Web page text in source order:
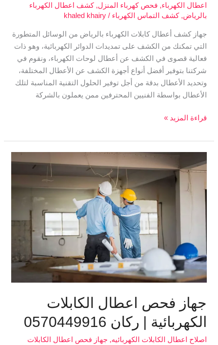
اعطال الكهرباء, فحص كهرباء المنزل,كشف اعطال الكهرباء
بالرياض,كشف التماس الكهرباء /
khaled khairy
جهاز كشف أعطال كابلات الكهرباء بالرياض من الوسائل المتطورة
التي تمكنك من الكشف على تمديدات الدوائر الكهربائية، وهو ذات
فعالية قصوى في الكشف عن أعطال لوحات الكهرباء، ونقوم في
شركتنا بتوفير أفضل أنواع أجهزة الكشف عن الأعطال المختلفة،
وتحديد الأعطال بدقة من أجل توفير الحلول التقنية المناسبة لتلك
الأعطال بواسطة الفنيين المحترفين ممن يعملون بالشركة
قراءة المزيد »
جهاز فحص اعطال الكابلات
الكهربائية | ركان 0570449916
اصلاح اعطال الكابلات الكهربائيه,جهاز فحص اعطال الكابلات
فحص
اعطال
الكابلات
|
ركان
0570449916